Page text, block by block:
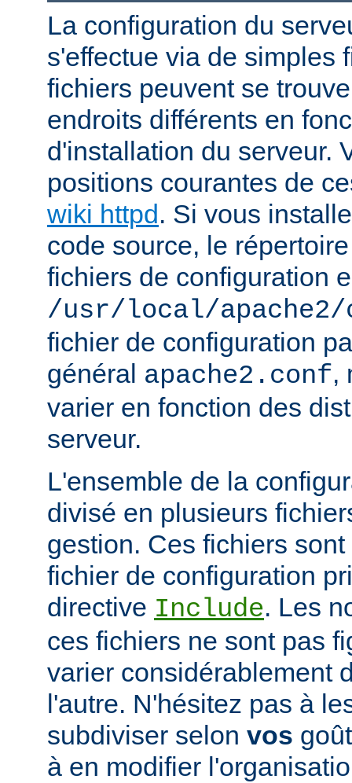
La configuration du
s'effectue via de simples
fichiers peuvent se
endroits différents en
d'installation du serveur.
positions courantes de
wiki httpd . Si vous
code source, le
fichiers de configuration
/usr/local/apache2/
fichier de configuration
général apache2.conf,
varier en fonction des
serveur.
L'ensemble de la
divisé en plusieurs
gestion. Ces fichiers
fichier de configuration
directive Include. Les
ces fichiers ne sont pas
varier considérablement
l'autre. N'hésitez pas à
subdiviser selon vos
à en modifier